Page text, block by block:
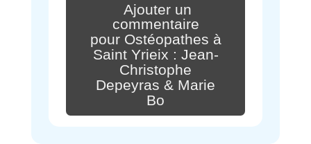
Ajouter un
commentaire
pour Ostéopathes à
Saint Yrieix : Jean-
Christophe
Depeyras & Marie
Bo